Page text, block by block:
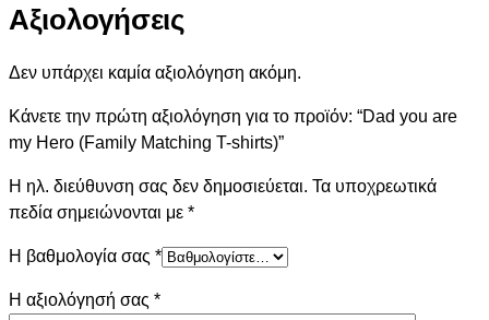
Αξιολογήσεις
Δεν υπάρχει καμία αξιολόγηση ακόμη.
Κάνετε την πρώτη αξιολόγηση για το προϊόν: “Dad you are
my Hero (Family Matching T-shirts)”
Η ηλ. διεύθυνση σας δεν δημοσιεύεται. Τα υποχρεωτικά
πεδία σημειώνονται με *
Η βαθμολογία σας *
Η αξιολόγησή σας *